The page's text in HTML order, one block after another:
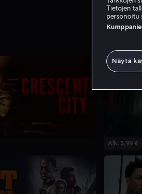
Alk. 3,99 €
Tietojen
personoitu
Näytä